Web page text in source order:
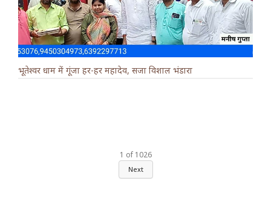
भूतेश्वर धाम में गूंजा हर-हर महादेव, सजा विशाल भंडारा
1 of 1026
Next